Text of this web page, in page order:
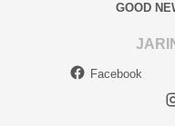
GOOD
Facebook